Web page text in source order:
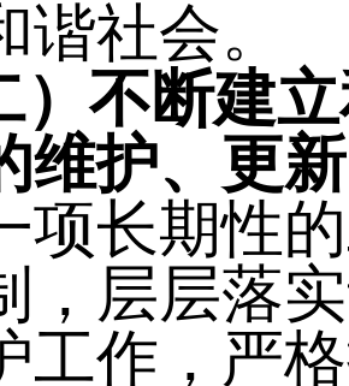
谐社会。
）不断建
维护、更新
项长期性
，层层落
工作，严